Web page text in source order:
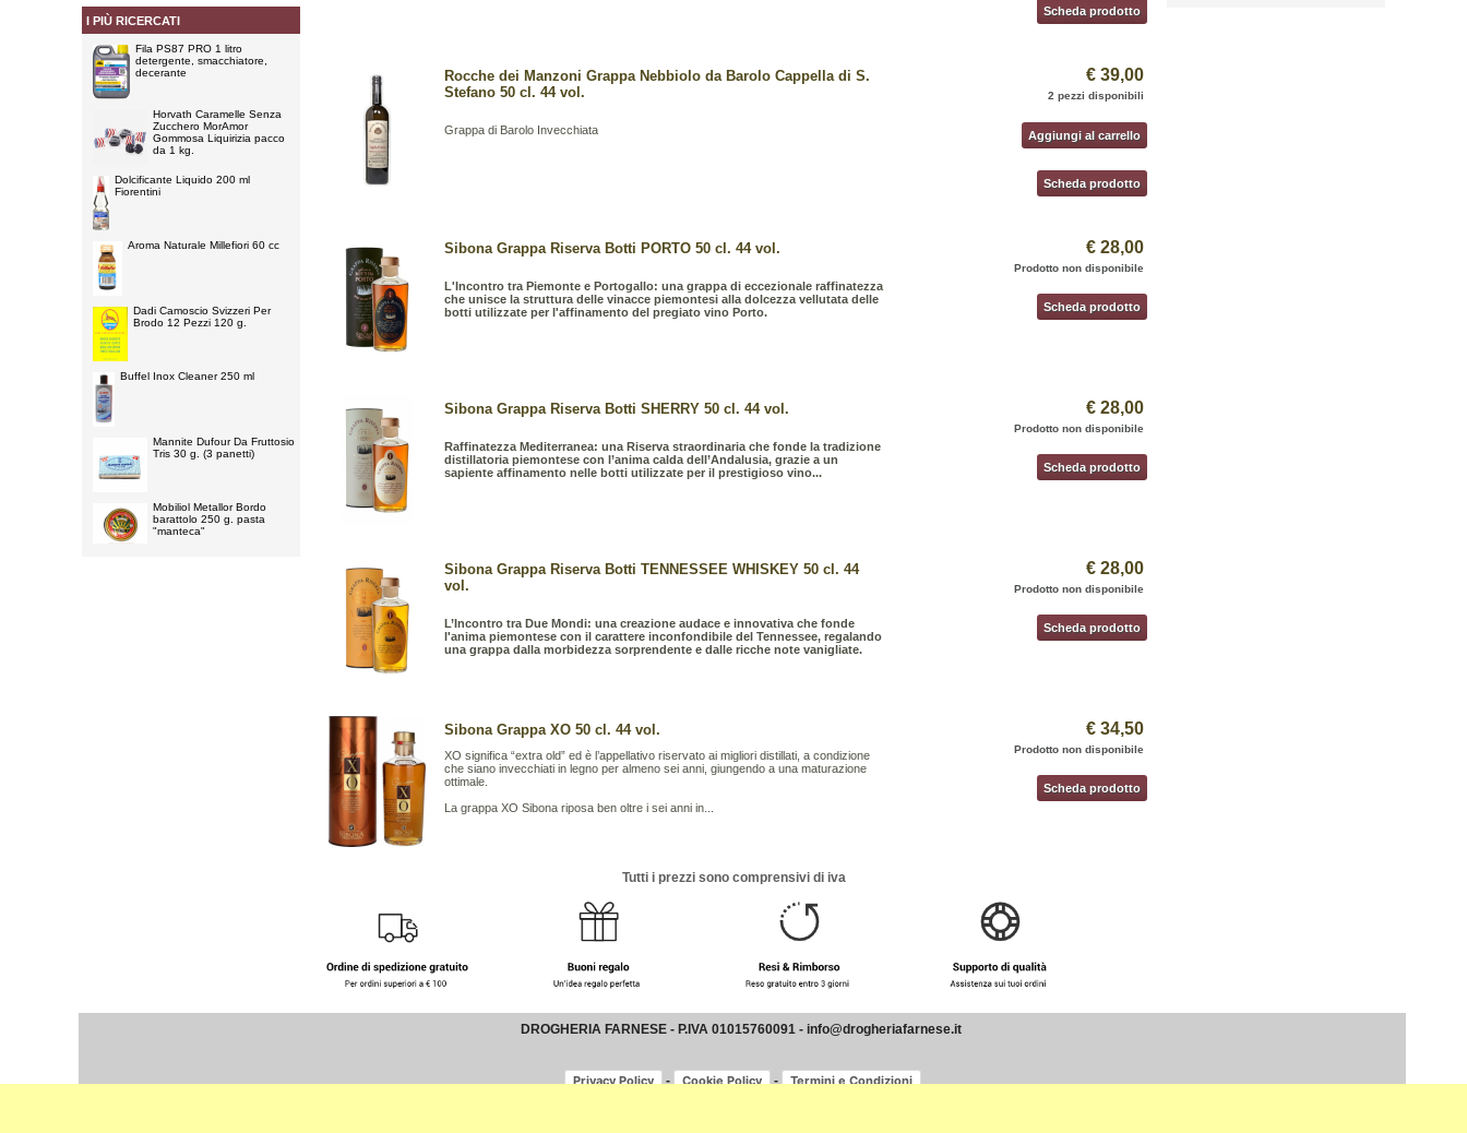
I PIÙ RICERCATI
Fila PS87 PRO 1 litro
detergente, smacchiatore,
decerante
Horvath Caramelle Senza
Zucchero MorAmor
Gommosa Liquirizia pacco
da 1 kg.
Dolcificante Liquido 200 ml
Fiorentini
Aroma Naturale Millefiori 60 cc
Dadi Camoscio Svizzeri Per
Brodo 12 Pezzi 120 g.
Buffel Inox Cleaner 250 ml
Mannite Dufour Da Fruttosio
Tris 30 g. (3 panetti)
Mobiliol Metallor Bordo
barattolo 250 g. pasta
"manteca"
Scheda prodotto
Rocche dei Manzoni Grappa Nebbiolo da Barolo Cappella di S.
Stefano 50 cl. 44 vol.
Grappa di Barolo Invecchiata
€ 39,00
2 pezzi disponibili
Aggiungi al carrello
Scheda prodotto
Sibona Grappa Riserva Botti PORTO 50 cl. 44 vol.
L'Incontro tra Piemonte e Portogallo: una grappa di eccezionale raffinatezza
che unisce la struttura delle vinacce piemontesi alla dolcezza vellutata delle
botti utilizzate per l'affinamento del pregiato vino Porto.
€ 28,00
Prodotto non disponibile
Scheda prodotto
Sibona Grappa Riserva Botti SHERRY 50 cl. 44 vol.
Raffinatezza Mediterranea: una Riserva straordinaria che fonde la tradizione
distillatoria piemontese con l’anima calda dell’Andalusia, grazie a un
sapiente affinamento nelle botti utilizzate per il prestigioso vino...
€ 28,00
Prodotto non disponibile
Scheda prodotto
Sibona Grappa Riserva Botti TENNESSEE WHISKEY 50 cl. 44
vol.
L’Incontro tra Due Mondi: una creazione audace e innovativa che fonde
l'anima piemontese con il carattere inconfondibile del Tennessee, regalando
una grappa dalla morbidezza sorprendente e dalle ricche note vanigliate.
€ 28,00
Prodotto non disponibile
Scheda prodotto
Sibona Grappa XO 50 cl. 44 vol.
XO significa “extra old” ed è l’appellativo riservato ai migliori distillati, a condizione
che siano invecchiati in legno per almeno sei anni, giungendo a una maturazione
ottimale.
La grappa XO Sibona riposa ben oltre i sei anni in...
€ 34,50
Prodotto non disponibile
Scheda prodotto
Tutti i prezzi sono comprensivi di iva
DROGHERIA FARNESE - P.IVA 01015760091 - info@drogheriafarnese.it
Privacy Policy - Cookie Policy -
Termini e Condizioni